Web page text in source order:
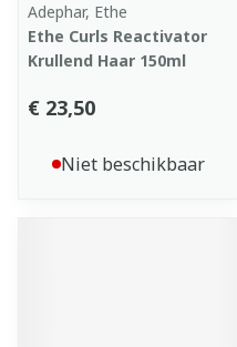
Adephar, Ethe
Ethe Curls Reactivator
Krullend Haar 150ml
€ 23,50
Niet beschikbaar